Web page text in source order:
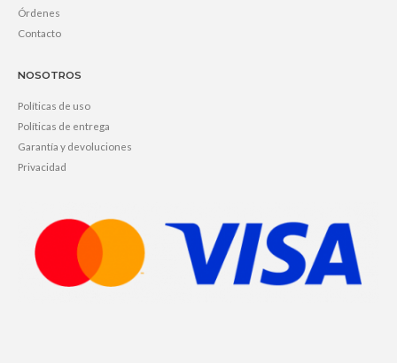
Órdenes
Contacto
NOSOTROS
Políticas de uso
Políticas de entrega
Garantía y devoluciones
Privacidad